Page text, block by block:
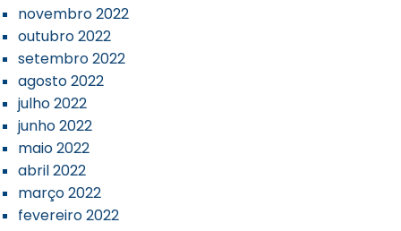
novembro 2022
outubro 2022
setembro 2022
agosto 2022
julho 2022
junho 2022
maio 2022
abril 2022
março 2022
fevereiro 2022